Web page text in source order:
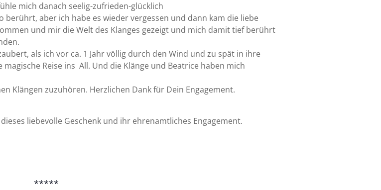
mich danach seelig-zufrieden-glücklich
berührt, aber ich habe es wieder vergessen und dann kam die liebe
und mir die Welt des Klanges gezeigt und mich damit tief berührt
als ich vor ca. 1 Jahr völlig durch den Wind und zu spät in ihre
Reise ins All. Und die Klänge und Beatrice haben mich
Klängen zuzuhören. Herzlichen Dank für Dein Engagement.
liebevolle Geschenk und ihr ehrenamtliches Engagement.
*****